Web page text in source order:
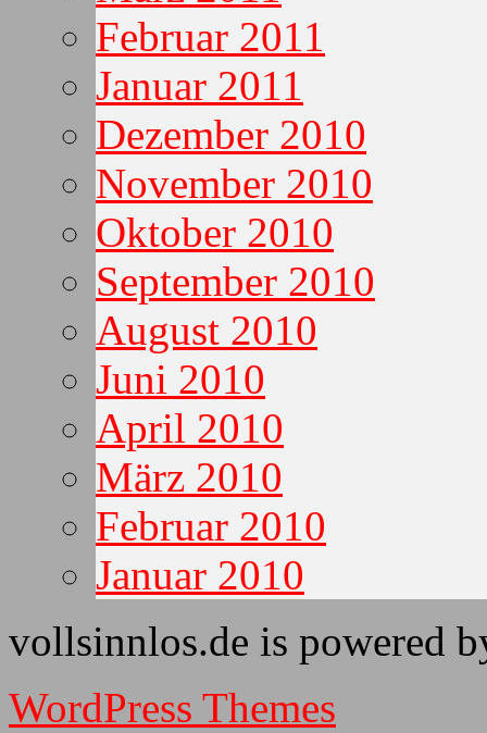
Februar 2011
Januar 2011
Dezember 2010
November 2010
Oktober 2010
September 2010
August 2010
Juni 2010
April 2010
März 2010
Februar 2010
Januar 2010
vollsinnlos.de is powered
WordPress Themes